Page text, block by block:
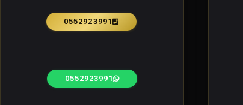
0552923991
0552923991